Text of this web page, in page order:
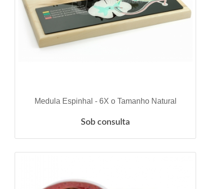
ESGOTADO
Medula Espinhal - 6X o Tamanho Natural
Sob consulta